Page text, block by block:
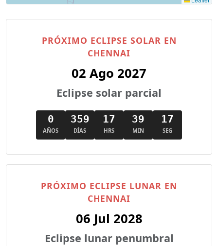
PRÓXIMO ECLIPSE SOLAR EN
CHENNAI
02 Ago 2027
Eclipse solar parcial
0
AÑOS
359
DÍAS
17
HRS
39
MIN
16
SEG
PRÓXIMO ECLIPSE LUNAR EN
CHENNAI
06 Jul 2028
Eclipse lunar penumbral